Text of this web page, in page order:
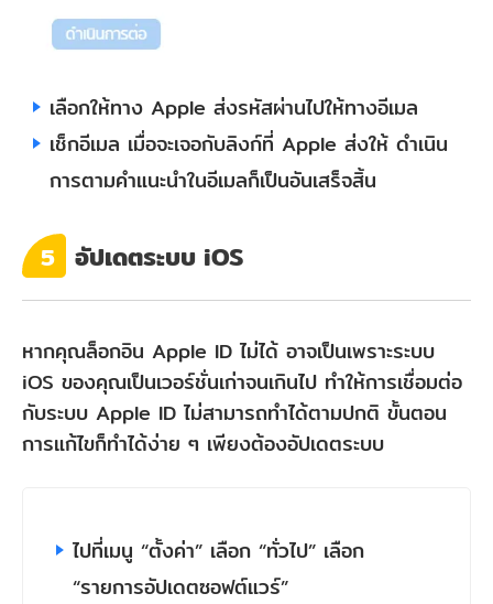
เลือกให้ทาง Apple ส่งรหัสผ่านไปให้ทางอีเมล
เช็กอีเมล เมื่อจะเจอกับลิงก์ที่ Apple ส่งให้ ดำเนิน
การตามคำแนะนำในอีเมลก็เป็นอันเสร็จสิ้น
5 อัปเดตระบบ iOS
หากคุณล็อกอิน Apple ID ไม่ได้ อาจเป็นเพราะระบบ
iOS ของคุณเป็นเวอร์ชั่นเก่าจนเกินไป ทำให้การเชื่อมต่อ
กับระบบ Apple ID ไม่สามารถทำได้ตามปกติ ขั้นตอน
การแก้ไขก็ทำได้ง่าย ๆ เพียงต้องอัปเดตระบบ
ไปที่เมนู “ตั้งค่า” เลือก “ทั่วไป” เลือก
“รายการอัปเดตซอฟต์แวร์”